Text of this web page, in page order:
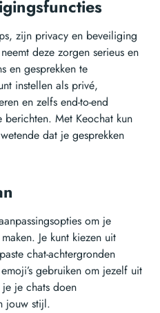
zijn privacy en beveiliging
deze zorgen serieus en
en gesprekken te
instellen als privé,
en zelfs end-to-end
Met Keochat kun
dat je gesprekken
om je
Je kunt kiezen uit
chat-achtergronden
gebruiken om jezelf uit
je chats doen
jouw stijl.